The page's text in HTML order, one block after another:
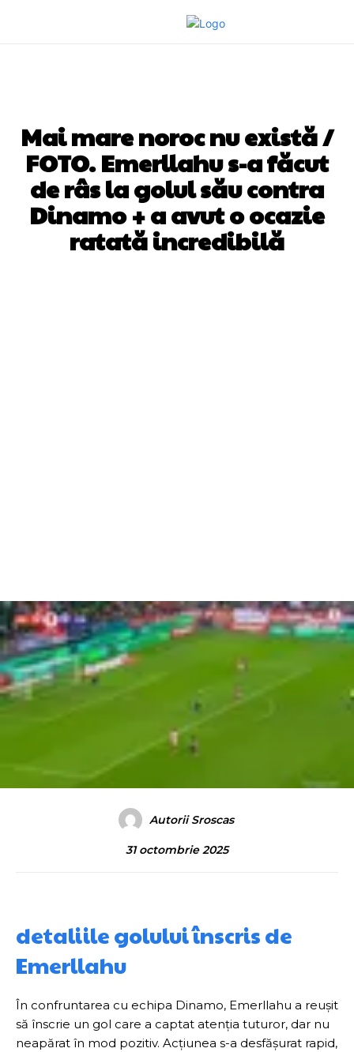
Mai mare noroc nu există /
FOTO. Emerllahu s-a făcut
de râs la golul său contra
Dinamo + a avut o ocazie
ratată incredibilă
Autorii Sroscas
31 octombrie 2025
detaliile golului înscris de
Emerllahu
În confruntarea cu echipa Dinamo, Emerllahu a reușit
să înscrie un gol care a captat atenția tuturor, dar nu
neapărat în mod pozitiv. Acțiunea s-a desfășurat rapid,